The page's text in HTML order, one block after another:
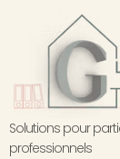
contenu
Solutions pour
professionnels